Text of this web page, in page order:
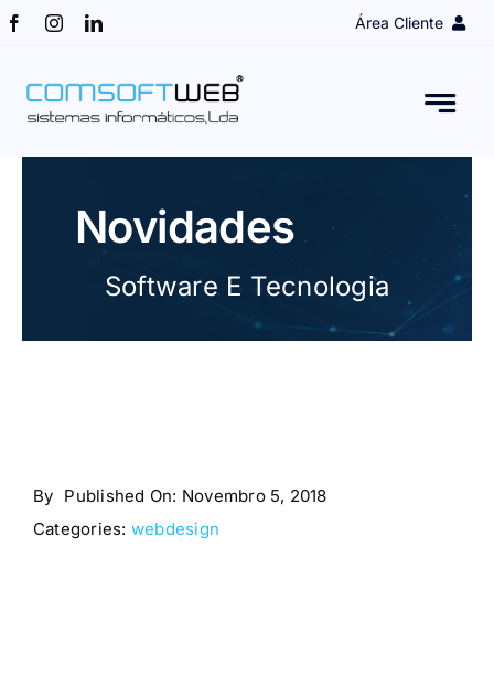
Skip
Área Cliente
Login Cliente
Obter Acesso
Assistência remota
Novidades
Software E Tecnologia
By Published On: Novembro 5, 2018
Categories: webdesign